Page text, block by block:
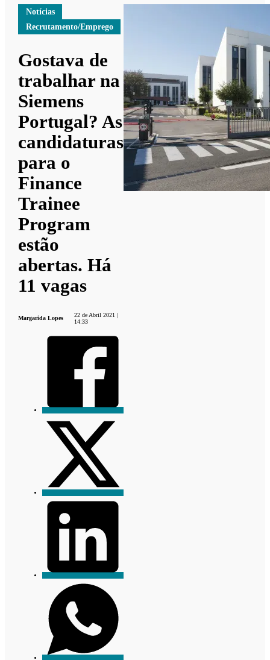
Notícias
Recrutamento/Emprego
Gostava de
trabalhar na
Siemens
Portugal? As
candidaturas
para o
Finance
Trainee
Program
estão
abertas. Há
11 vagas
Margarida Lopes
22 de Abril 2021 |
14:33